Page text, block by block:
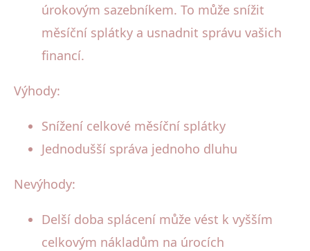
úrokovým sazebníkem. To může snížit
měsíční splátky a usnadnit správu vašich
financí.
Výhody:
Snížení celkové měsíční splátky
Jednodušší správa jednoho dluhu
Nevýhody:
Delší doba splácení může vést k vyšším
celkovým nákladům na úrocích